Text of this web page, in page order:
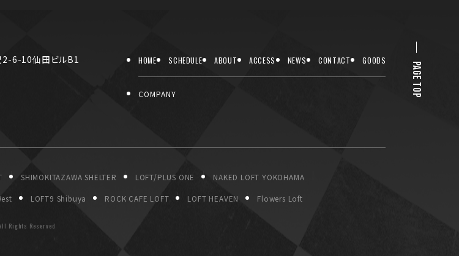
6-10仙田ビルB1
HOME SCHEDULE ABOUT ACCESS NEWS CONTACT GOODS
COMPANY
SHIMOKITAZAWA SHELTER LOFT/PLUS ONE NAKED LOFT YOKOHAMA
LOFT9 Shibuya ROCK CAFE LOFT LOFT HEAVEN Flowers Loft
Rights Reserved
PAGE TOP